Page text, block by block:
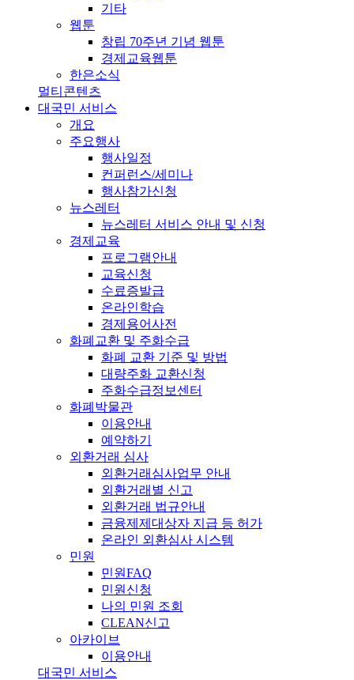
기타
웹툰
창립 70주년 기념 웹툰
경제교육웹툰
한은소식
멀티콘텐츠
대국민 서비스
개요
주요행사
행사일정
컨퍼런스/세미나
행사참가신청
뉴스레터
뉴스레터 서비스 안내 및 신청
경제교육
프로그램안내
교육신청
수료증발급
온라인학습
경제용어사전
화폐교환 및 주화수급
화폐 교환 기준 및 방법
대량주화 교환신청
주화수급정보센터
화폐박물관
이용안내
예약하기
외환거래 심사
외환거래심사업무 안내
외환거래별 신고
외환거래 법규안내
금융제제대상자 지급 등 허가
온라인 외환심사 시스템
민원
민원FAQ
민원신청
나의 민원 조회
CLEAN신고
아카이브
이용안내
대국민 서비스